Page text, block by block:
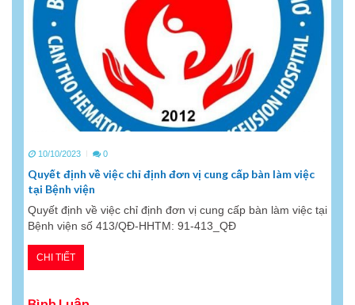
10/10/2023 0
Quyết định về việc chỉ định đơn vị cung cấp bàn làm việc
tại Bệnh viện
Quyết định về việc chỉ định đơn vị cung cấp bàn làm việc tại
Bệnh viện số 413/QĐ-HHTM: 91-413_QĐ
CHI TIẾT